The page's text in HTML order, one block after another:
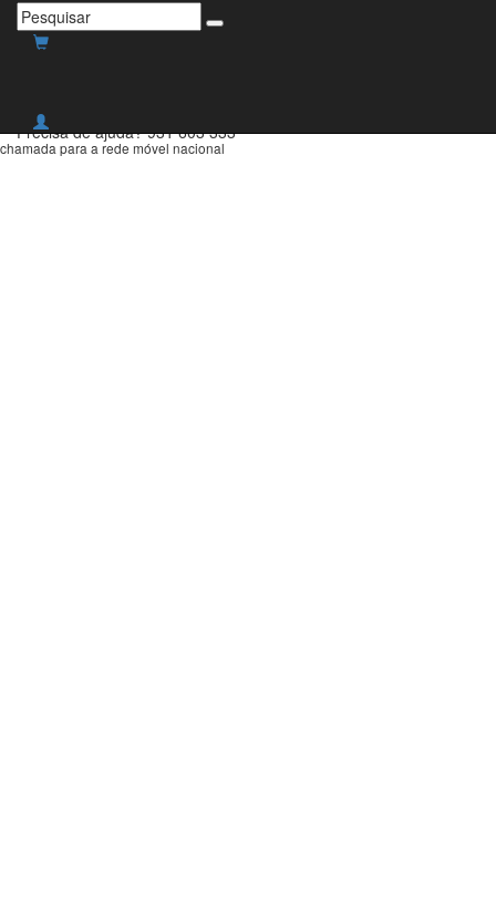
Envio grátis para Portugal
Precisa de ajuda? 931 603 333
chamada para a rede móvel nacional